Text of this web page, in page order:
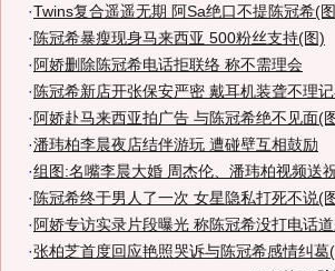
·Twins复合遥遥无期 阿Sa绝口不提陈冠希(
· 陈冠希暴瘦现身马来西亚 500粉丝支持(图)
· 阿娇删除陈冠希电话拒联络 称不需理会
· 陈冠希新店开张保安严密 戴耳机装聋不理
· 阿娇赴马来西亚拍广告 与陈冠希绝不见面(
·潘玮柏李晨夜店结伴游玩 遭碰壁互相鼓励
·组图:名嘴李晨大婚 周杰伦、潘玮柏视频送
· 陈冠希终于男人了一次 女星隐私打死不说(
· 阿娇专访实录片段曝光 称陈冠希没打电话
·张柏芝首度回应艳照哭诉与陈冠希感情纠葛